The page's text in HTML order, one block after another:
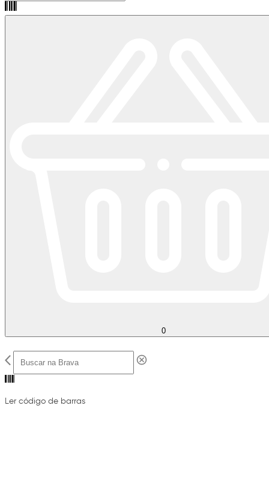
0
Ler código de barras